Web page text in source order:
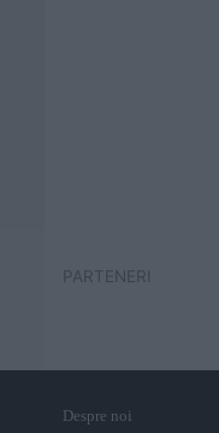
PARTENERI
Despre noi